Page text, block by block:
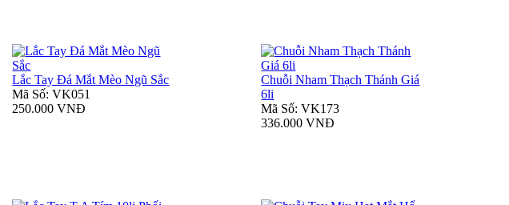
Lắc Tay Đá Mắt Mèo Ngũ Sắc
Mã Số: VK051
250.000 VNĐ
Chuỗi Nham Thạch Thánh Giá
6li
Mã Số: VK173
336.000 VNĐ